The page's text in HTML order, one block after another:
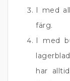
I med
färg.
I med
har